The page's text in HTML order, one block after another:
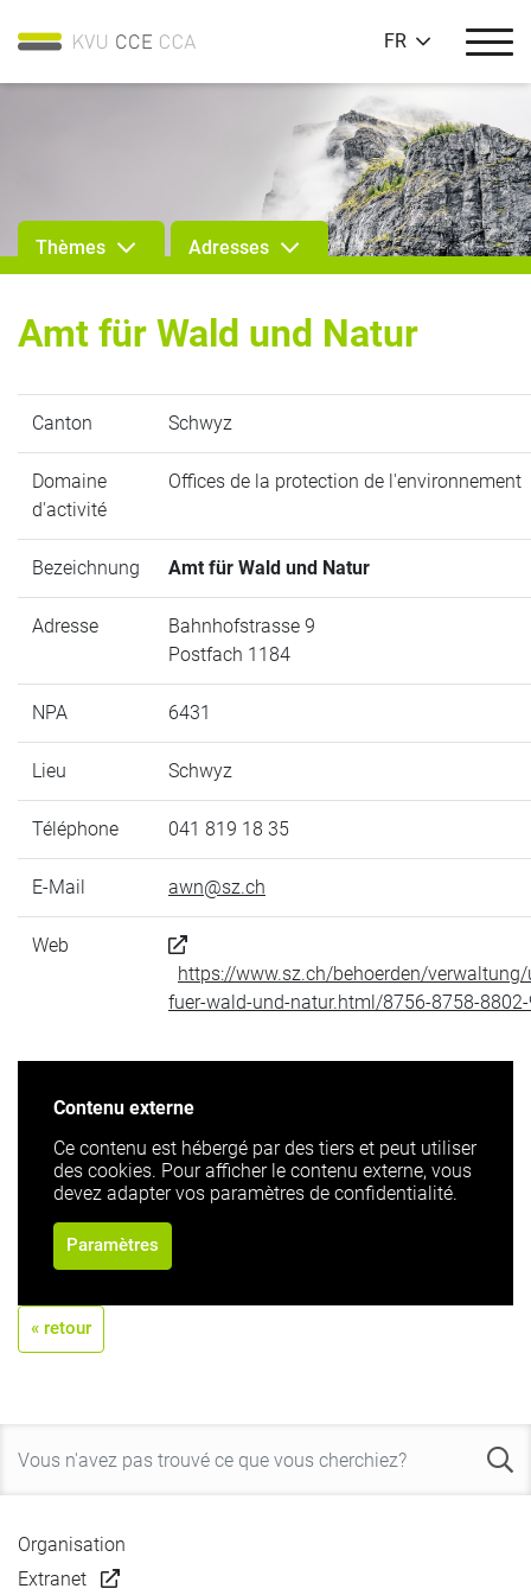
FR
Thèmes Adresses
Amt für Wald und Natur
Canton Schwyz
Domaine
d'activité
Offices de la protection de l'environnement
Bezeichnung Amt für Wald und Natur
Adresse
Bahnhofstrasse 9
Postfach 1184
NPA 6431
Lieu Schwyz
Téléphone 041 819 18 35
E-Mail awn@sz.ch
Web
https://www.sz.ch/behoerden/
fuer-wald-und-natur.html/8756-8758-
Contenu externe
Ce contenu est hébergé par des tiers et peut utiliser
des cookies. Pour afficher le contenu externe, vous
devez adapter vos paramètres de confidentialité.
Paramètres
« retour
Organisation
Extranet